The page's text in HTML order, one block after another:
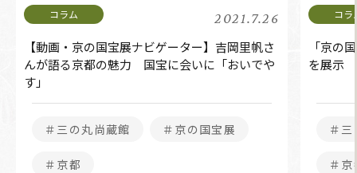
2021.7.26
【動画・京の国宝展ナビゲーター】吉岡里帆さ
んが語る京都の魅力 国宝に会いに「おいでや
す」
＃三の丸尚蔵館 ＃京の国宝展
＃京都
「京の
を展示
＃
＃京